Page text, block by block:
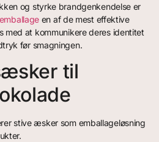
og styrke brandgenkendelse er
en af de mest effektive
med at kommunikere deres identitet
før smagningen.
til
stive æsker som emballageløsning